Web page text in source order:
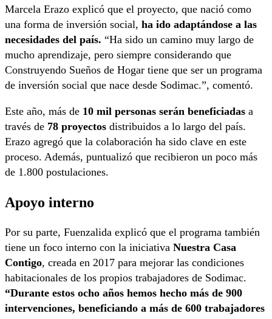
Marcela Erazo explicó que el proyecto, que nació como
una forma de inversión social, ha ido adaptándose a las
necesidades del país. “Ha sido un camino muy largo de
mucho aprendizaje, pero siempre considerando que
Construyendo Sueños de Hogar tiene que ser un programa
de inversión social que nace desde Sodimac.”, comentó.
Este año, más de 10 mil personas serán beneficiadas a
través de 78 proyectos distribuidos a lo largo del país.
Erazo agregó que la colaboración ha sido clave en este
proceso. Además, puntualizó que recibieron un poco más
de 1.800 postulaciones.
Apoyo interno
Por su parte, Fuenzalida explicó que el programa también
tiene un foco interno con la iniciativa Nuestra Casa
Contigo, creada en 2017 para mejorar las condiciones
habitacionales de los propios trabajadores de Sodimac.
“Durante estos ocho años hemos hecho más de 900
intervenciones, beneficiando a más de 600 trabajadores